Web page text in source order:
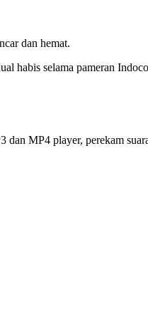
dan hemat.
habis selama pameran
MP4 player, perekam